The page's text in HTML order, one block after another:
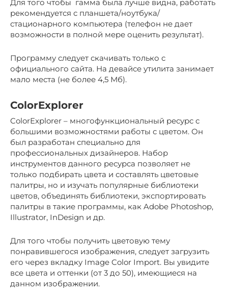
Для того чтобы гамма была лучше видна, работать
рекомендуется с планшета/ноутбука/
стационарного компьютера (телефон не дает
возможности в полной мере оценить результат).
Программу следует скачивать только с
официального сайта. На девайсе утилита занимает
мало места (не более 4,5 Мб).
ColorExplorer
ColorExplorer – многофункциональный ресурс с
большими возможностями работы с цветом. Он
был разработан специально для
профессиональных дизайнеров. Набор
инструментов данного ресурса позволяет не
только подбирать цвета и составлять цветовые
палитры, но и изучать популярные библиотеки
цветов, объединять библиотеки, экспортировать
палитры в такие программы, как Adobe Photoshop,
Illustrator, InDesign и др.
Для того чтобы получить цветовую тему
понравившегося изображения, следует загрузить
его через вкладку Image Color Import. Вы увидите
все цвета и оттенки (от 3 до 50), имеющиеся на
данном изображении.